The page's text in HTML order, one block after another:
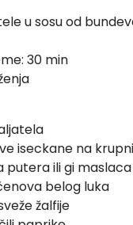
u sosu od
30 min
iseckane na
putera ili gi maslaca
belog luka
žalfije